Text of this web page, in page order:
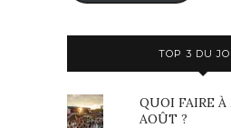
TOP 3 DU
QUOI FAIRE
AOÛT ?